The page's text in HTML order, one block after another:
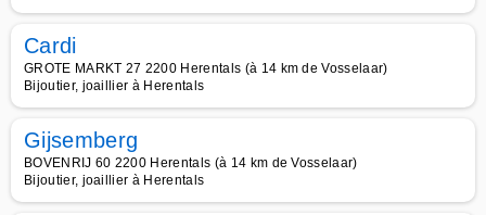
Cardi
GROTE MARKT 27 2200 Herentals (à 14 km de Vosselaar)
Bijoutier, joaillier à Herentals
Gijsemberg
BOVENRIJ 60 2200 Herentals (à 14 km de Vosselaar)
Bijoutier, joaillier à Herentals